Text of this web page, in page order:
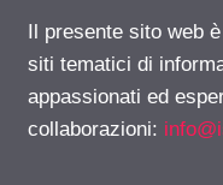
Il presente sito web
siti tematici di
appassionati ed
collaborazioni: